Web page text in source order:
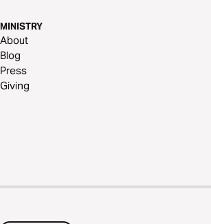
MINISTRY
About
Blog
Press
Giving